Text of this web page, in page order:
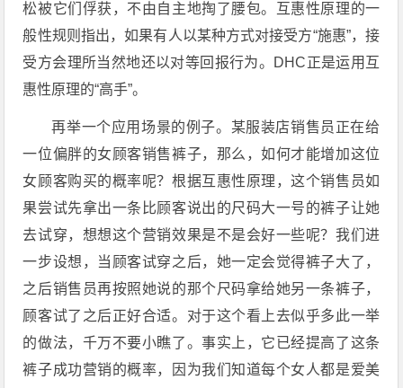
松被它们俘获，不由自主地掏了腰包。互惠性原理的一
般性规则指出，如果有人以某种方式对接受方“施惠”，接
受方会理所当然地还以对等回报行为。DHC正是运用互
惠性原理的“高手”。
再举一个应用场景的例子。某服装店销售员正在给
一位偏胖的女顾客销售裤子，那么，如何才能增加这位
女顾客购买的概率呢？根据互惠性原理，这个销售员如
果尝试先拿出一条比顾客说出的尺码大一号的裤子让她
去试穿，想想这个营销效果是不是会好一些呢？我们进
一步设想，当顾客试穿之后，她一定会觉得裤子大了，
之后销售员再按照她说的那个尺码拿给她另一条裤子，
顾客试了之后正好合适。对于这个看上去似乎多此一举
的做法，千万不要小瞧了。事实上，它已经提高了这条
裤子成功营销的概率，因为我们知道每个女人都是爱美